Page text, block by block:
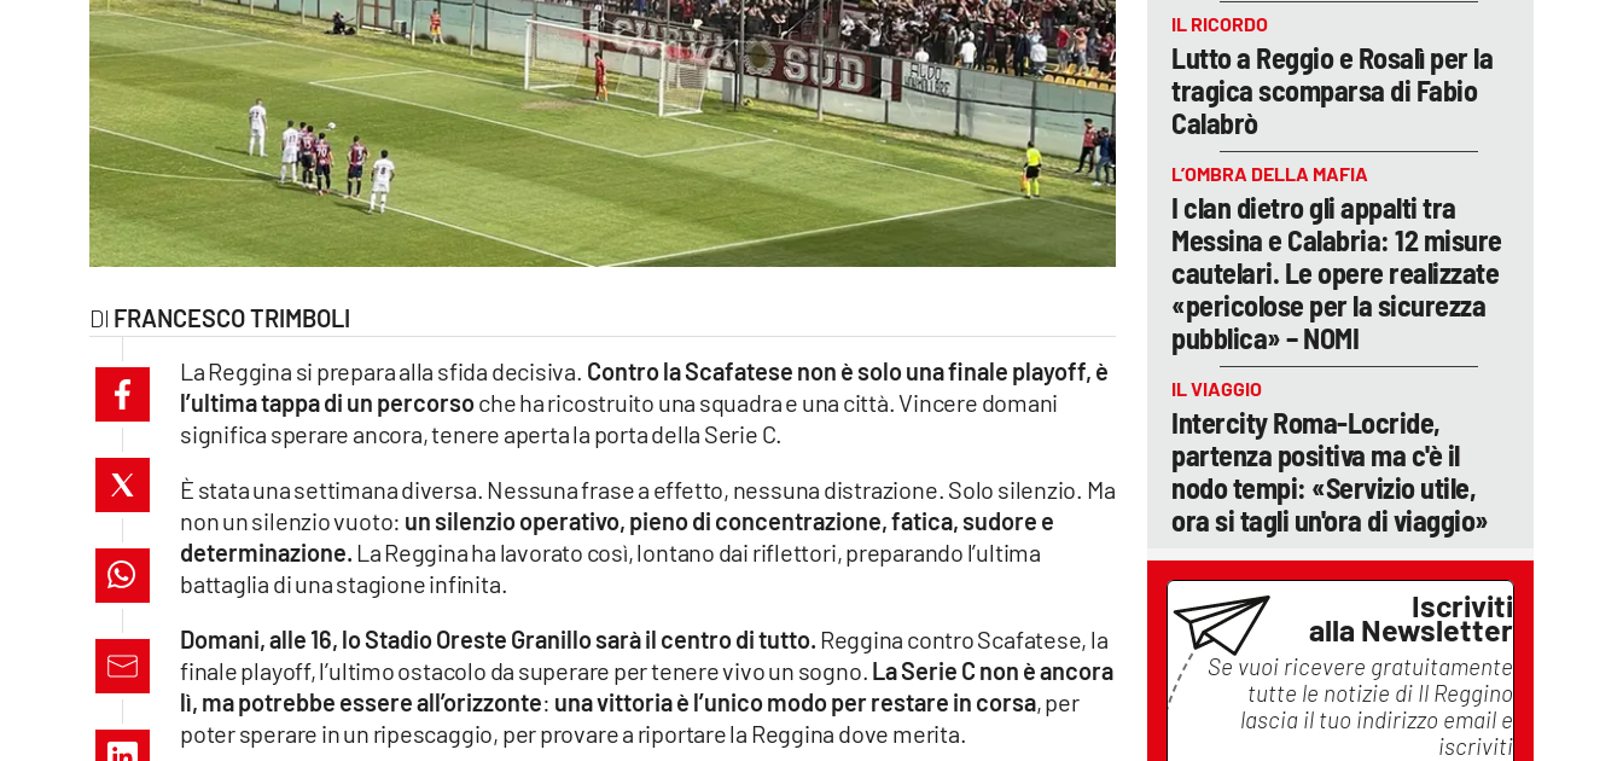
cosenzachannel.it
catanzarochannel.it
lacapitalenews.it
FRANCESCO TRIMBOLI
La Reggina si prepara alla sfida decisiva. Contro la Scafatese non è solo una finale playoff, è
l’ultima tappa di un percorsoche ha ricostruito una squadra e una città. Vincere domani
significa sperare ancora, tenere aperta la porta della Serie C.
È stata una settimana diversa. Nessuna frase a effetto, nessuna distrazione. Solo silenzio. Ma
non un silenzio vuoto: un silenzio operativo, pieno di concentrazione, fatica, sudore e
determinazione. La Reggina ha lavorato così, lontano dai riflettori, preparando l’ultima
battaglia di una stagione infinita.
Domani, alle 16, lo Stadio Oreste Granillo sarà il centro di tutto. Reggina contro Scafatese, la
finale playoff, l’ultimo ostacolo da superare per tenere vivo un sogno. La Serie C non è ancora
lì, ma potrebbe essere all’orizzonte: una vittoria è l’unico modo per restare in corsa, per
poter sperare in un ripescaggio, per provare a riportare la Reggina dove merita.
IL RICORDO
Lutto a Reggio e Rosalì per la
tragica scomparsa di Fabio
Calabrò
L’OMBRA DELLA MAFIA
I clan dietro gli appalti tra
Messina e Calabria: 12 misure
cautelari. Le opere realizzate
«pericolose per la sicurezza
pubblica» – NOMI
IL VIAGGIO
Intercity Roma-Locride,
partenza positiva ma c'è il
nodo tempi: «Servizio utile,
ora si tagli un'ora di viaggio»
Iscriviti
alla Newsletter
Se vuoi ricevere gratuitamente
tutte le notizie di Il Reggino
lascia il tuo indirizzo email e
iscriviti